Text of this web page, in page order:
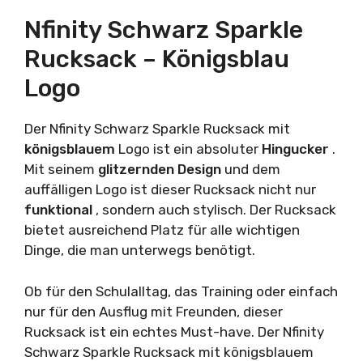
Nfinity Schwarz Sparkle
Rucksack – Königsblau
Logo
Der Nfinity Schwarz Sparkle Rucksack mit
königsblauem Logo ist ein absoluter Hingucker .
Mit seinem glitzernden Design und dem
auffälligen Logo ist dieser Rucksack nicht nur
funktional , sondern auch stylisch. Der Rucksack
bietet ausreichend Platz für alle wichtigen
Dinge, die man unterwegs benötigt.
Ob für den Schulalltag, das Training oder einfach
nur für den Ausflug mit Freunden, dieser
Rucksack ist ein echtes Must-have. Der Nfinity
Schwarz Sparkle Rucksack mit königsblauem